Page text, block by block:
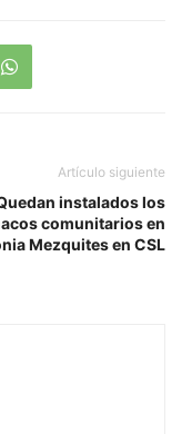
Artículo siguiente
instalados los
comunitarios en
Mezquites en CSL